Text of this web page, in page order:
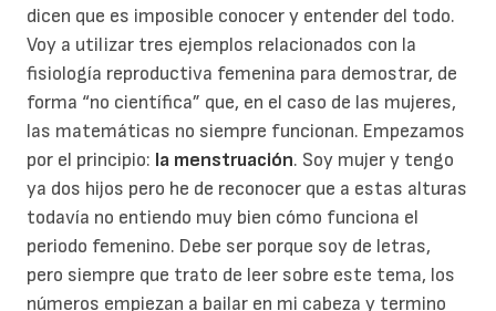
dicen que es imposible conocer y entender del todo.
Voy a utilizar tres ejemplos relacionados con la
fisiología reproductiva femenina para demostrar, de
forma “no científica” que, en el caso de las mujeres,
las matemáticas no siempre funcionan. Empezamos
por el principio: la menstruación. Soy mujer y tengo
ya dos hijos pero he de reconocer que a estas alturas
todavía no entiendo muy bien cómo funciona el
periodo femenino. Debe ser porque soy de letras,
pero siempre que trato de leer sobre este tema, los
números empiezan a bailar en mi cabeza y termino